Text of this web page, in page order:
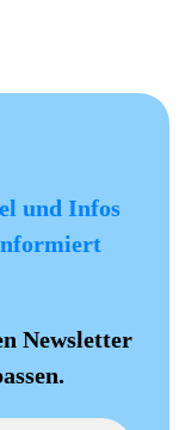
und Infos
Newsletter